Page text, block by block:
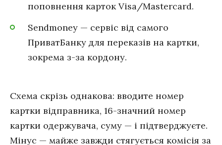
поповнення карток Visa/Mastercard.
Sendmoney — сервіс від самого
ПриватБанку для переказів на картки,
зокрема з-за кордону.
Схема скрізь однакова: вводите номер
картки відправника, 16-значний номер
картки одержувача, суму — і підтверджуєте.
Мінус — майже завжди стягується комісія за